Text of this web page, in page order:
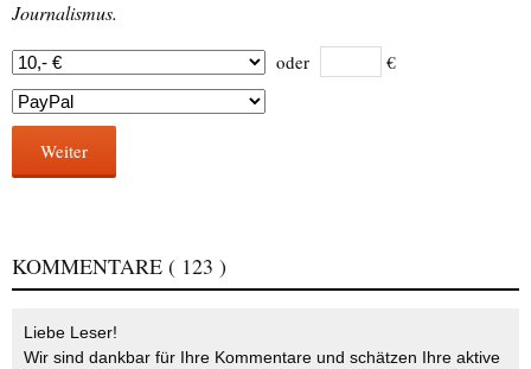
Journalismus.
oder €
Weiter
KOMMENTARE ( 123 )
Liebe Leser!
Wir sind dankbar für Ihre Kommentare und schätzen Ihre aktive